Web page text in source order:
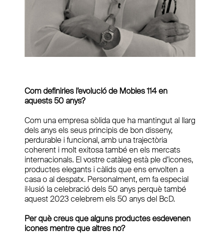
Com definiries l’evolució de Mobles 114 en
aquests 50 anys?
Com una empresa sòlida que ha mantingut al llarg
dels anys els seus principis de bon disseny,
perdurable i funcional, amb una trajectòria
coherent i molt exitosa també en els mercats
internacionals. El vostre catàleg està ple d’icones,
productes elegants i càlids que ens envolten a
casa o al despatx. Personalment, em fa especial
il·lusió la celebració dels 50 anys perquè també
aquest 2023 celebrem els 50 anys del BcD.
Per què creus que alguns productes esdevenen
icones mentre que altres no?